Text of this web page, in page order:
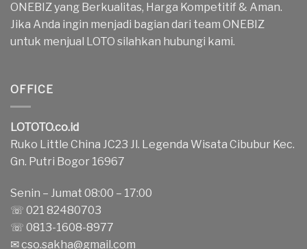
ONEBIZ yang Berkualitas, Harga Kompetitif & Aman.
Jika Anda ingin menjadi bagian dari team ONEBIZ
untuk menjual LOTO silahkan hubungi kami.
OFFICE
LOTOTO.co.id
Ruko Little China JC23 Jl. Legenda Wisata Cibubur Kec.
Gn. Putri Bogor 16967
Senin – Jumat 08:00 – 17:00
☏ 021 82480703
☏ 0813-1608-8977
✉cso.sakha@gmail.com